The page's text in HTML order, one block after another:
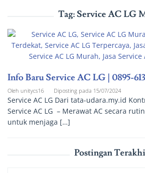
Tag:Service AC LG
Info Baru Service AC LG | 0895-
Oleh unitycs16 Diposting pada 15/07/2024
Service AC LG Dari tata-udara.my.id
Service AC LG – Merawat AC secara
untuk menjaga […]
Postingan